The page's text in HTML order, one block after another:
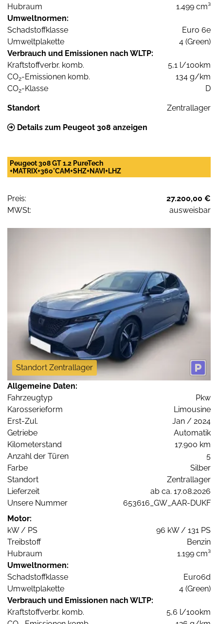
Hubraum
1.499 cm³
Umweltnormen:
Schadstoffklasse
Euro 6e
Umweltplakette
4 (Green)
Verbrauch und Emissionen nach WLTP:
Kraftstoffverbr. komb.
5,1 l/100km
CO2-Emissionen komb.
134 g/km
CO2-Klasse D
Standort Zentrallager
Details zum Peugeot 308 anzeigen
Peugeot 308 GT 1.2 PureTech
+MATRIX+360°CAM+SHZ+NAVI+LHZ
Preis:
27.200,00 €
MWSt:
ausweisbar
Standort Zentrallager
Allgemeine Daten:
Fahrzeugtyp
Pkw
Karosserieform
Limousine
Erst-Zul.
Jan / 2024
Getriebe
Automatik
Kilometerstand
17.900 km
Anzahl der Türen
5
Farbe
Silber
Standort
Zentrallager
Lieferzeit
ab ca. 17.08.2026
Unsere Nummer
653616_GW_AAR-DUKF
Motor:
kW / PS
96 kW / 131 PS
Treibstoff
Benzin
Hubraum
1.199 cm³
Umweltnormen:
Schadstoffklasse
Euro6d
Umweltplakette
4 (Green)
Verbrauch und Emissionen nach WLTP:
Kraftstoffverbr. komb.
5,6 l/100km